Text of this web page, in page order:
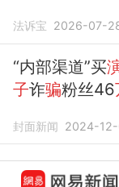
法诉宝 2026-07-
“内部渠道”买
子诈骗粉丝46
封面新闻 2024-